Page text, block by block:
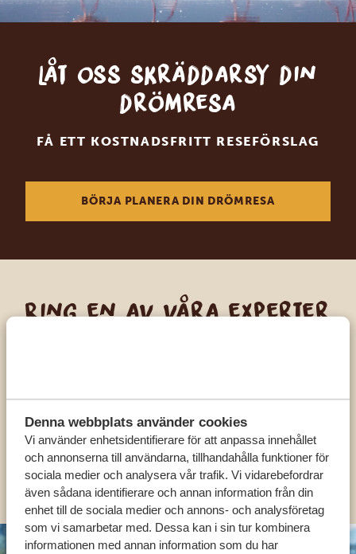
Denna webbplats använder cookies
Vi använder enhetsidentifierare för att anpassa innehållet
och annonserna till användarna, tillhandahålla funktioner för
sociala medier och analysera vår trafik. Vi vidarebefordrar
även sådana identifierare och annan information från din
enhet till de sociala medier och annons- och analysföretag
som vi samarbetar med. Dessa kan i sin tur kombinera
informationen med annan information som du har
Låt oss skräddarsy din
drömresa
FÅ ETT KOSTNADSFRITT RESEFÖRSLAG
BÖRJA PLANERA DIN DRÖMRESA
Ring en av våra experter
SV:+31 174 788 101
OLIKA LÄNDER